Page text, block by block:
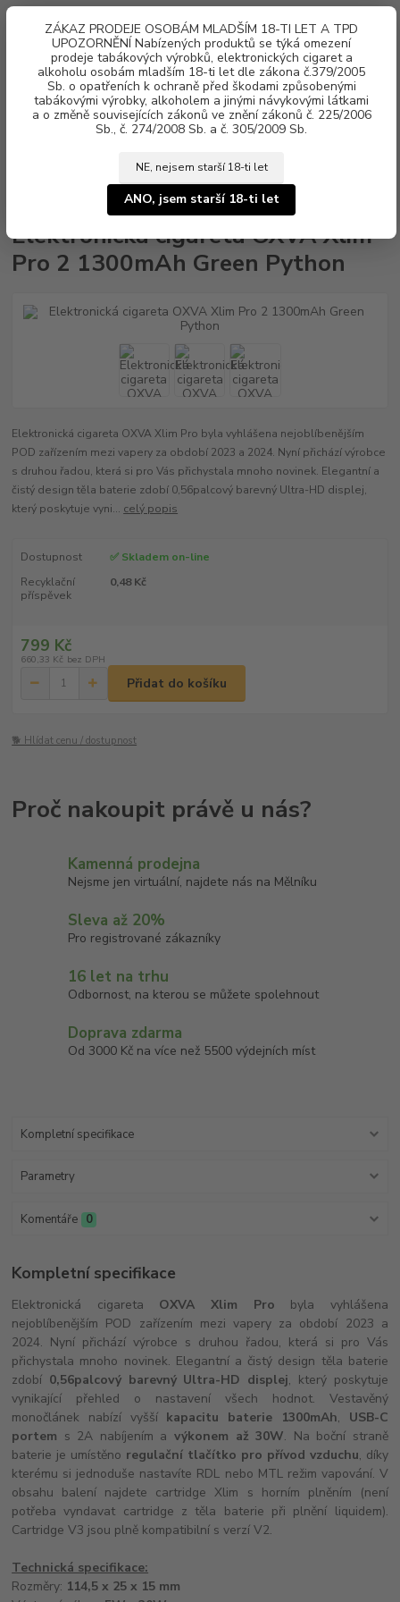
ZÁKAZ PRODEJE OSOBÁM MLADŠÍM 18-TI LET A TPD
UPOZORNĚNÍ Nabízených produktů se týká omezení
prodeje tabákových výrobků, elektronických cigaret a
alkoholu osobám mladším 18-ti let dle zákona č.379/2005
Sb. o opatřeních k ochraně před škodami způsobenými
tabákovými výrobky, alkoholem a jinými návykovými látkami
a o změně souvisejících zákonů ve znění zákonů č. 225/2006
Sb., č. 274/2008 Sb. a č. 305/2009 Sb.
NE, nejsem starší 18-ti let
ANO, jsem starší 18-ti let
Menu
za0 Kč
Pro 2 1300mAh Green Python
Elektronická cigareta OXVA Xlim
Pro 2 1300mAh Green Python
Elektronická cigareta OXVA Xlim Pro byla vyhlášena nejoblíbenějším
POD zařízením mezi vapery za období 2023 a 2024. Nyní přichází výrobce
s druhou řadou, která si pro Vás přichystala mnoho novinek. Elegantní a
čistý design těla baterie zdobí 0,56palcový barevný Ultra-HD displej,
který poskytuje vyni... celý popis
Dostupnost
✅ Skladem on-line
Recyklační
příspěvek
0,48 Kč
799 Kč
660,33 Kč bez DPH
Přidat do košíku
🐕 Hlídat cenu / dostupnost
Kamenná prodejna
Nejsme jen virtuální, najdete nás na Mělníku
Sleva až 20%
Pro registrované zákazníky
16 let na trhu
Odbornost, na kterou se můžete spolehnout
Doprava zdarma
Od 3000 Kč na více než 5500 výdejních míst
Kompletní specifikace
Parametry
Komentáře 0
Kompletní specifikace
Elektronická cigareta OXVA Xlim Pro byla vyhlášena
nejoblíbenějším POD zařízením mezi vapery za období 2023 a
2024. Nyní přichází výrobce s druhou řadou, která si pro Vás
přichystala mnoho novinek. Elegantní a čistý design těla baterie
zdobí 0,56palcový barevný Ultra-HD displej, který poskytuje
vynikající přehled o nastavení všech hodnot. Vestavěný
monočlánek nabízí vyšší kapacitu baterie 1300mAh, USB-C
portem s 2A nabíjením a výkonem až 30W. Na boční straně
baterie je umístěno regulační tlačítko pro přívod vzduchu, díky
kterému si jednoduše nastavíte RDL nebo MTL režim vapování. V
obsahu balení najdete cartridge Xlim s horním plněním (není
potřeba vyndavat cartridge z těla baterie při plnění liquidem).
Cartridge V3 jsou plně kompatibilní s verzí V2.
Technická specifikace:
Rozměry: 114,5 x 25 x 15 mm